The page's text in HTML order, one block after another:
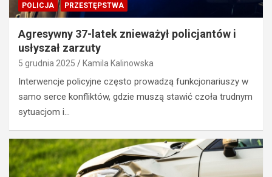
POLICJA PRZESTĘPSTWA
Agresywny 37-latek znieważył policjantów i
usłyszał zarzuty
5 grudnia 2025 Kamila Kalinowska
Interwencje policyjne często prowadzą funkcjonariuszy w
samo serce konfliktów, gdzie muszą stawić czoła trudnym
sytuacjom i…